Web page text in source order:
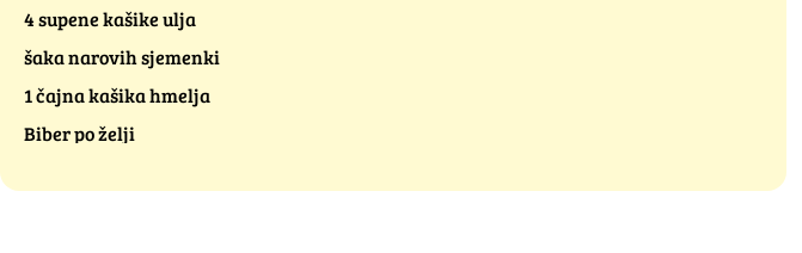
4 supene kašike ulja
šaka narovih sjemenki
1 čajna kašika hmelja
Biber po želji